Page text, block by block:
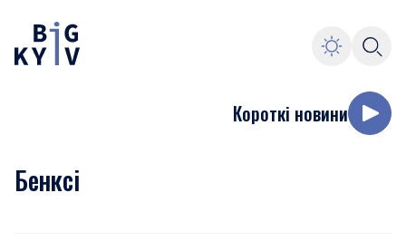
Короткі новини
Бенксі